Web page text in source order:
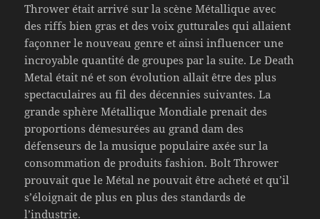
Thrower était arrivé sur la scène Métallique avec
des riffs bien gras et des voix gutturales qui allaient
façonner le nouveau genre et ainsi influencer une
incroyable quantité de groupes par la suite. Le Death
Metal était né et son évolution allait être des plus
spectaculaires au fil des décennies suivantes. La
grande sphère Métallique Mondiale prenait des
proportions démesurées au grand dam des
défenseurs de la musique populaire axée sur la
consommation de produits fashion. Bolt Thrower
prouvait que le Métal ne pouvait être acheté et qu’il
s’éloignait de plus en plus des standards de
l’industrie.